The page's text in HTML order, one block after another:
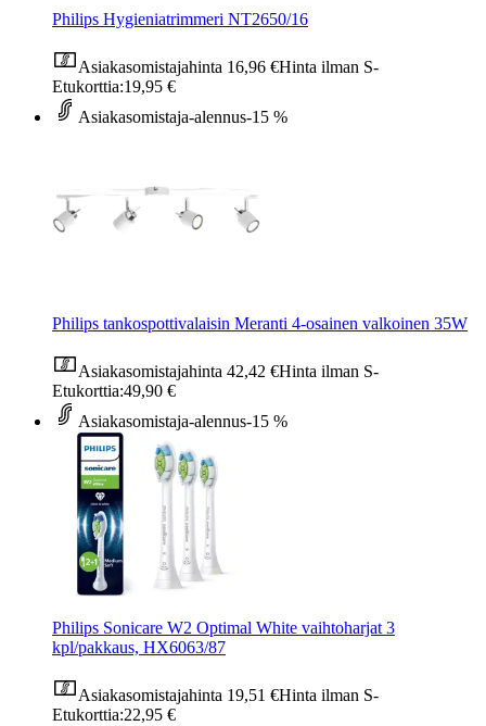
Philips Hygieniatrimmeri NT2650/16
Asiakasomistajahinta 16,96 €Hinta ilman S-
Etukorttia:19,95 €
Asiakasomistaja-alennus-15 %
Philips tankospottivalaisin Meranti 4-osainen valkoinen 35W
Asiakasomistajahinta 42,42 €Hinta ilman S-
Etukorttia:49,90 €
Asiakasomistaja-alennus-15 %
Philips Sonicare W2 Optimal White vaihtoharjat 3
kpl/pakkaus, HX6063/87
Asiakasomistajahinta 19,51 €Hinta ilman S-
Etukorttia:22,95 €